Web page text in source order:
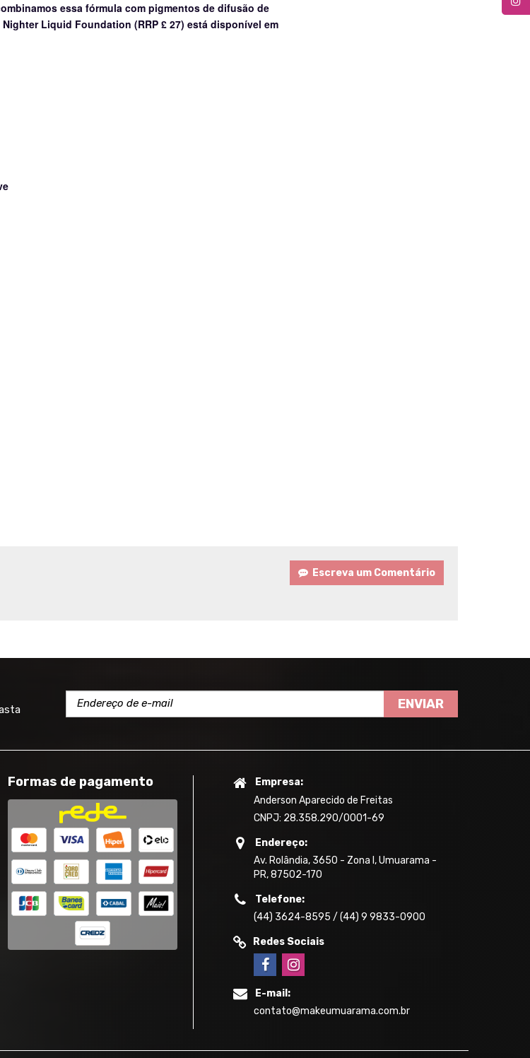
essa fórmula com pigmentos de difusão de
Liquid Foundation (RRP £ 27) está disponível em
Escreva um Comentário
ENVIAR
Formas de pagamento
Empresa:
Anderson Aparecido de Freitas
CNPJ: 28.358.290/0001-69
Endereço:
Av. Rolândia, 3650 - Zona I, Umuarama -
PR, 87502-170
Telefone:
(44) 3624-8595 / (44) 9 9833-0900
Redes Sociais
E-mail:
contato@makeumuarama.com.br